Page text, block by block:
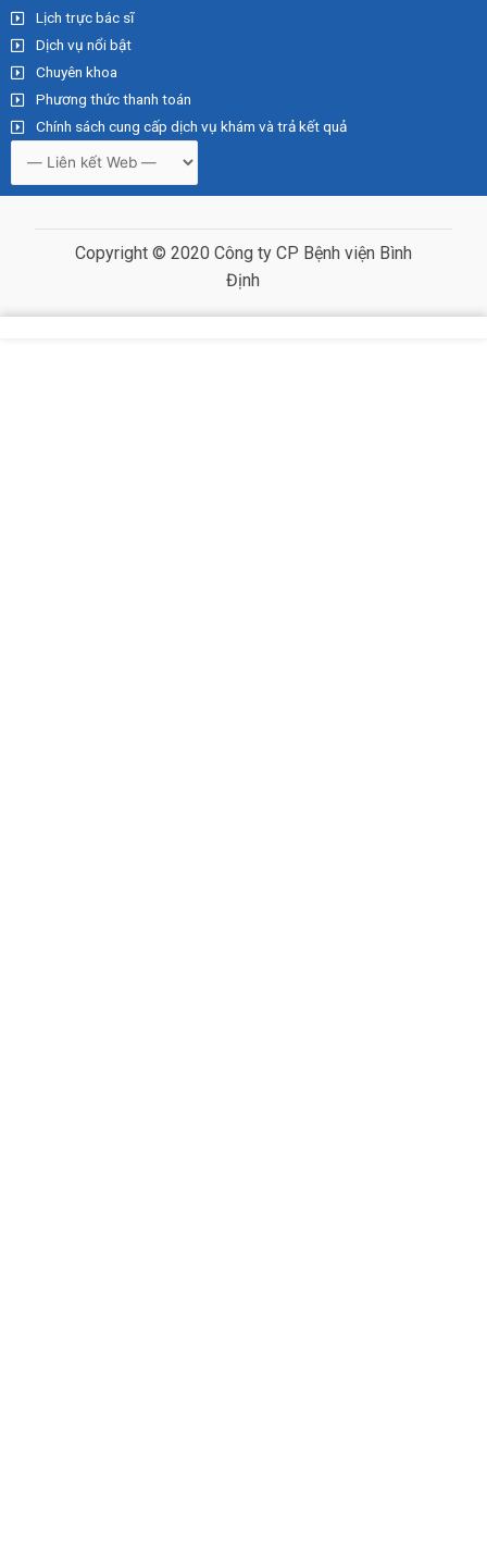
Lịch trực bác sĩ
Dịch vụ nổi bật
Chuyên khoa
Phương thức thanh toán
Chính sách cung cấp dịch vụ khám và trả kết quả
Copyright © 2020 Công ty CP Bệnh viện Bình
Định